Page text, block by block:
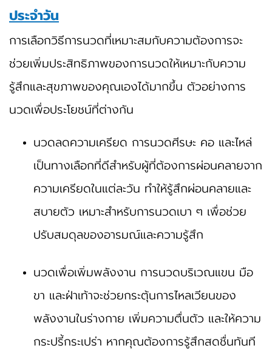
ประจำวัน
การเลือกวิธีการนวดที่เหมาะสมกับความต้องการจะ
ช่วยเพิ่มประสิทธิภาพของการนวดให้เหมาะกับความ
รู้สึกและสุขภาพของคุณเองได้มากขึ้น ตัวอย่างการ
นวดเพื่อประโยชน์ที่ต่างกัน
นวดลดความเครียด การนวดศีรษะ คอ และไหล่
เป็นทางเลือกที่ดีสำหรับผู้ที่ต้องการผ่อนคลายจาก
ความเครียดในแต่ละวัน ทำให้รู้สึกผ่อนคลายและ
สบายตัว เหมาะสำหรับการนวดเบา ๆ เพื่อช่วย
ปรับสมดุลของอารมณ์และความรู้สึก
นวดเพื่อเพิ่มพลังงาน การนวดบริเวณแขน มือ
ขา และฝ่าเท้าจะช่วยกระตุ้นการไหลเวียนของ
พลังงานในร่างกาย เพิ่มความตื่นตัว และให้ความ
กระปรี้กระเปร่า หากคุณต้องการรู้สึกสดชื่นทันที